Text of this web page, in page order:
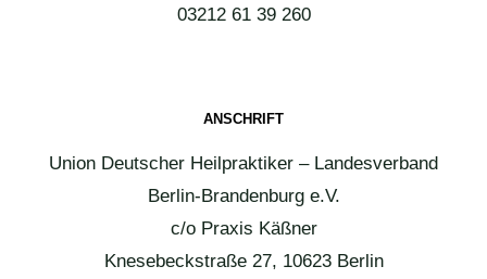
03212 61 39 260
ANSCHRIFT
Union Deutscher Heilpraktiker – Landesverband
Berlin-Brandenburg e.V.
c/o Praxis Käßner
Knesebeckstraße 27, 10623 Berlin